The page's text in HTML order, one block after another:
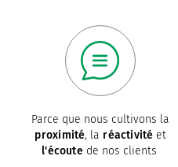
Parce que nous cultivons la
proximité, la réactivité et
l'écoutede nos clients